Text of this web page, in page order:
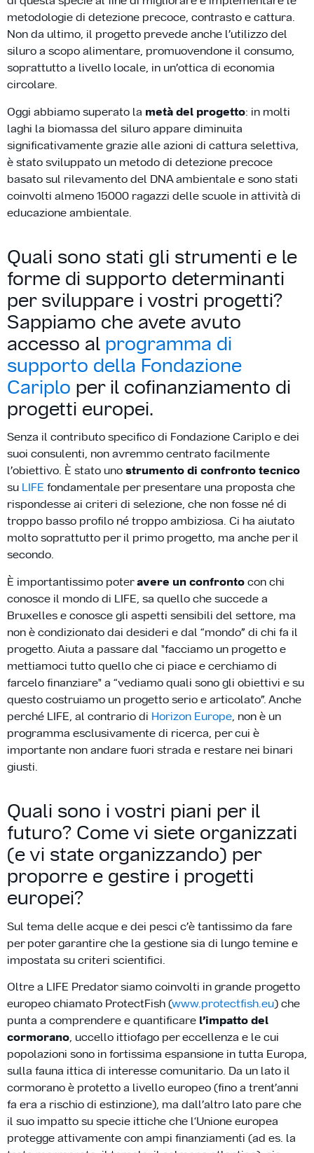
metodologie di detezione precoce, contrasto e cattura.
Non da ultimo, il progetto prevede anche l’utilizzo del
siluro a scopo alimentare, promuovendone il consumo,
soprattutto a livello locale, in un’ottica di economia
circolare.
Oggi abbiamo superato la metà del progetto: in molti
laghi la biomassa del siluro appare diminuita
significativamente grazie alle azioni di cattura selettiva,
è stato sviluppato un metodo di detezione precoce
basato sul rilevamento del DNA ambientale e sono stati
coinvolti almeno 15000 ragazzi delle scuole in attività di
educazione ambientale.
Quali sono stati gli strumenti e le
forme di supporto determinanti
per sviluppare i vostri progetti?
Sappiamo che avete avuto
accesso al programma di
supporto della Fondazione
Cariplo per il cofinanziamento di
progetti europei.
Senza il contributo specifico di Fondazione Cariplo e dei
suoi consulenti, non avremmo centrato facilmente
l’obiettivo. È stato unostrumento di confronto tecnico
su LIFE fondamentale per presentare una proposta che
rispondesse ai criteri di selezione, che non fosse né di
troppo basso profilo né troppo ambiziosa. Ci ha aiutato
molto soprattutto per il primo progetto, ma anche per il
secondo.
È importantissimo poteravere un confrontocon chi
conosce il mondo di LIFE, sa quello che succede a
Bruxelles e conosce gli aspetti sensibili del settore, ma
non è condizionato dai desideri e dal “mondo” di chi fa il
progetto. Aiuta a passare dal "facciamo un progetto e
mettiamoci tutto quello che ci piace e cerchiamo di
farcelo finanziare" a “vediamo quali sono gli obiettivi e su
questo costruiamo un progetto serio e articolato”. Anche
perché LIFE, al contrario di Horizon Europe, non è un
programma esclusivamente di ricerca, per cui è
importante non andare fuori strada e restare nei binari
giusti.
Quali sono i vostri piani per il
futuro? Come vi siete organizzati
(e vi state organizzando) per
proporre e gestire i progetti
europei?
Sul tema delle acque e dei pesci c’è tantissimo da fare
per poter garantire che la gestione sia di lungo temine e
impostata su criteri scientifici.
Oltre a LIFE Predator siamo coinvolti in grande progetto
europeo chiamato ProtectFish (www.protectfish.eu) che
punta a comprendere e quantificare l’impatto del
cormorano, uccello ittiofago per eccellenza e le cui
popolazioni sono in fortissima espansione in tutta Europa,
sulla fauna ittica di interesse comunitario. Da un lato il
cormorano è protetto a livello europeo (fino a trent’anni
fa era a rischio di estinzione), ma dall’altro lato pare che
il suo impatto su specie ittiche che l‘Unione europea
protegge attivamente con ampi finanziamenti (ad es. la